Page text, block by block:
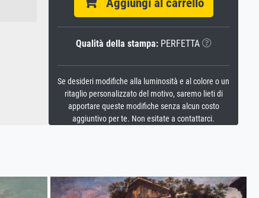
Aggiungi al carrello
Qualità della stampa:PERFETTA
Se desideri modifiche alla luminosità e al colore o un
ritaglio personalizzato del motivo, saremo lieti di
apportare queste modifiche senza alcun costo
aggiuntivo per te. Non esitate a contattarci.